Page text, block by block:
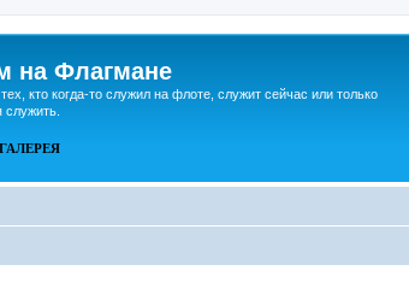
на Флагмане
кто когда-то служил на флоте, служит сейчас или только
служить.
ГАЛЕРЕЯ